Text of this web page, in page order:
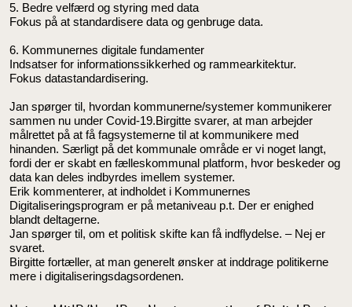
5. Bedre velfærd og styring med data
Fokus på at standardisere data og genbruge data.
6. Kommunernes digitale fundamenter
Indsatser for informationssikkerhed og rammearkitektur.
Fokus datastandardisering.
Jan spørger til, hvordan kommunerne/systemer kommunikerer
sammen nu under Covid-19.Birgitte svarer, at man arbejder
målrettet på at få fagsystemerne til at kommunikere med
hinanden. Særligt på det kommunale område er vi noget langt,
fordi der er skabt en fælleskommunal platform, hvor beskeder og
data kan deles indbyrdes imellem systemer.
Erik kommenterer, at indholdet i Kommunernes
Digitaliseringsprogram er på metaniveau p.t. Der er enighed
blandt deltagerne.
Jan spørger til, om et politisk skifte kan få indflydelse. – Nej er
svaret.
Birgitte fortæller, at man generelt ønsker at inddrage politikerne
mere i digitaliseringsdagsordenen.